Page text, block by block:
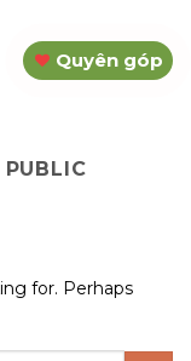
Quyên góp
PUBLIC
for. Perhaps